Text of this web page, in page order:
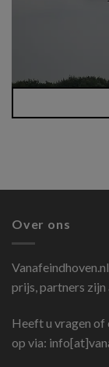
Over ons
Vanafeindhoven.nl
prijs, partners zijn
Heeft u vragen of
op via: